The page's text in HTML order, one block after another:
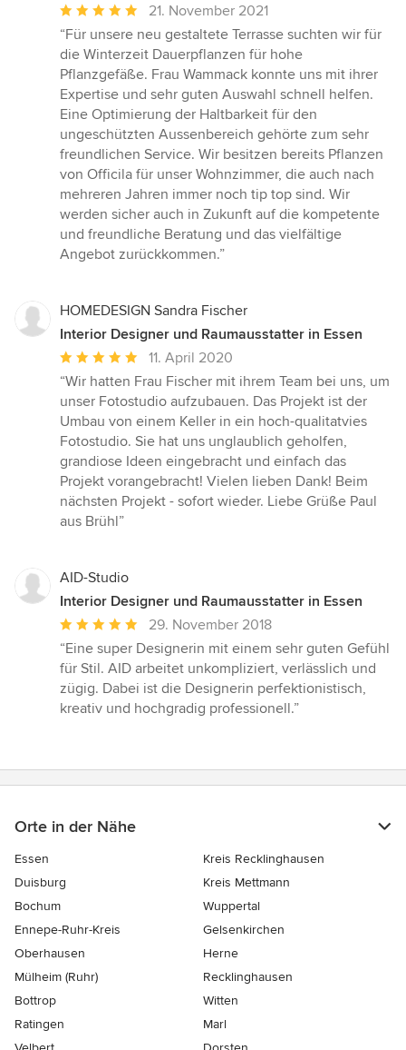
Durchschnittliche
Bewertung:
5
von
5
Sternen
21. November 2021
“Für unsere neu gestaltete Terrasse suchten wir für
die Winterzeit Dauerpflanzen für hohe
Pflanzgefäße. Frau Wammack konnte uns mit ihrer
Expertise und sehr guten Auswahl schnell helfen.
Eine Optimierung der Haltbarkeit für den
ungeschützten Aussenbereich gehörte zum sehr
freundlichen Service. Wir besitzen bereits Pflanzen
von Officila für unser Wohnzimmer, die auch nach
mehreren Jahren immer noch tip top sind. Wir
werden sicher auch in Zukunft auf die kompetente
und freundliche Beratung und das vielfältige
Angebot zurückkommen.”
HOMEDESIGN Sandra Fischer
Interior Designer und Raumausstatter in Essen
Durchschnittliche
Bewertung:
5
von
5
Sternen
11. April 2020
“Wir hatten Frau Fischer mit ihrem Team bei uns, um
unser Fotostudio aufzubauen. Das Projekt ist der
Umbau von einem Keller in ein hoch-qualitatvies
Fotostudio. Sie hat uns unglaublich geholfen,
grandiose Ideen eingebracht und einfach das
Projekt vorangebracht! Vielen lieben Dank! Beim
nächsten Projekt - sofort wieder. Liebe Grüße Paul
aus Brühl”
AID-Studio
Interior Designer und Raumausstatter in Essen
Durchschnittliche
Bewertung:
5
von
5
29. November 2018
“Eine super Designerin mit einem sehr guten Gefühl
für Stil. AID arbeitet unkompliziert, verlässlich und
zügig. Dabei ist die Designerin perfektionistisch,
kreativ und hochgradig professionell.”
Orte in der Nähe
Essen
Kreis Recklinghausen
Duisburg
Kreis Mettmann
Bochum
Wuppertal
Ennepe-Ruhr-Kreis
Gelsenkirchen
Oberhausen
Herne
Mülheim (Ruhr)
Recklinghausen
Bottrop
Witten
Ratingen
Marl